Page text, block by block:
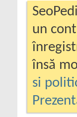
un
însă
si